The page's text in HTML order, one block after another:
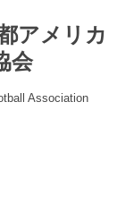
アメリカ
会
Association